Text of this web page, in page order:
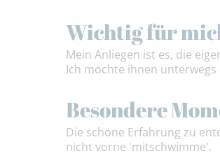
Wichtig für
Mein Anliegen ist es, die
Ich möchte ihnen
Besondere
Die schöne Erfahrung zu
nicht vorne 'mitschwimme'.